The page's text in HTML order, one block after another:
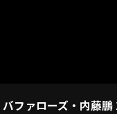
バファローズ・内藤